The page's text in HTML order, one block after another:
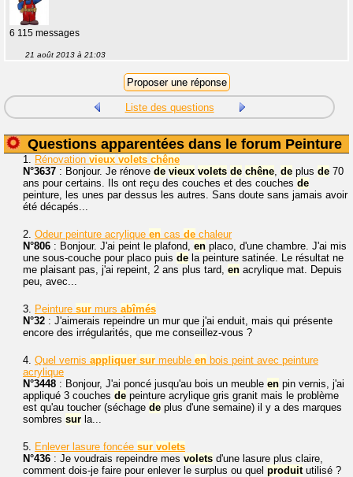
6 115 messages
21 août 2013 à 21:03
Liste des questions
Questions apparentées dans le forum Peinture
1. Rénovation vieux volets chêne
N°3637 : Bonjour. Je rénove de vieux volets de chêne, de plus de 70
ans pour certains. Ils ont reçu des couches et des couches de
peinture, les unes par dessus les autres. Sans doute sans jamais avoir
été décapés...
2. Odeur peinture acrylique en cas de chaleur
N°806 : Bonjour. J'ai peint le plafond, en placo, d'une chambre. J'ai mis
une sous-couche pour placo puis de la peinture satinée. Le résultat ne
me plaisant pas, j'ai repeint, 2 ans plus tard, en acrylique mat. Depuis
peu, avec...
3. Peinture sur murs abîmés
N°32 : J'aimerais repeindre un mur que j'ai enduit, mais qui présente
encore des irrégularités, que me conseillez-vous ?
4. Quel vernis appliquer sur meuble en bois peint avec peinture
acrylique
N°3448 : Bonjour, J'ai poncé jusqu'au bois un meuble en pin vernis, j'ai
appliqué 3 couches de peinture acrylique gris granit mais le problème
est qu'au toucher (séchage de plus d'une semaine) il y a des marques
sombres sur la...
5. Enlever lasure foncée sur volets
N°436 : Je voudrais repeindre mes volets d'une lasure plus claire,
comment dois-je faire pour enlever le surplus ou quel produitutilisé ?